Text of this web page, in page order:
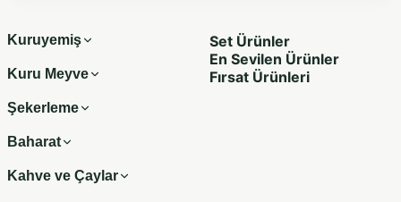
Kuruyemiş
Kuru Meyve
Şekerleme
Baharat
Kahve ve Çaylar
Set Ürünler
En Sevilen Ürünler
Fırsat Ürünleri